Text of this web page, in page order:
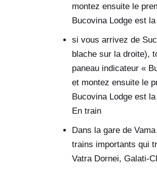
montez ensuite le
Bucovina Lodge est
si vous arrivez de
blache sur la droite),
paneau indicateur «
et montez ensuite le
Bucovina Lodge est
En train
Dans la gare de
trains importants qui
Vatra Dornei, Galati-